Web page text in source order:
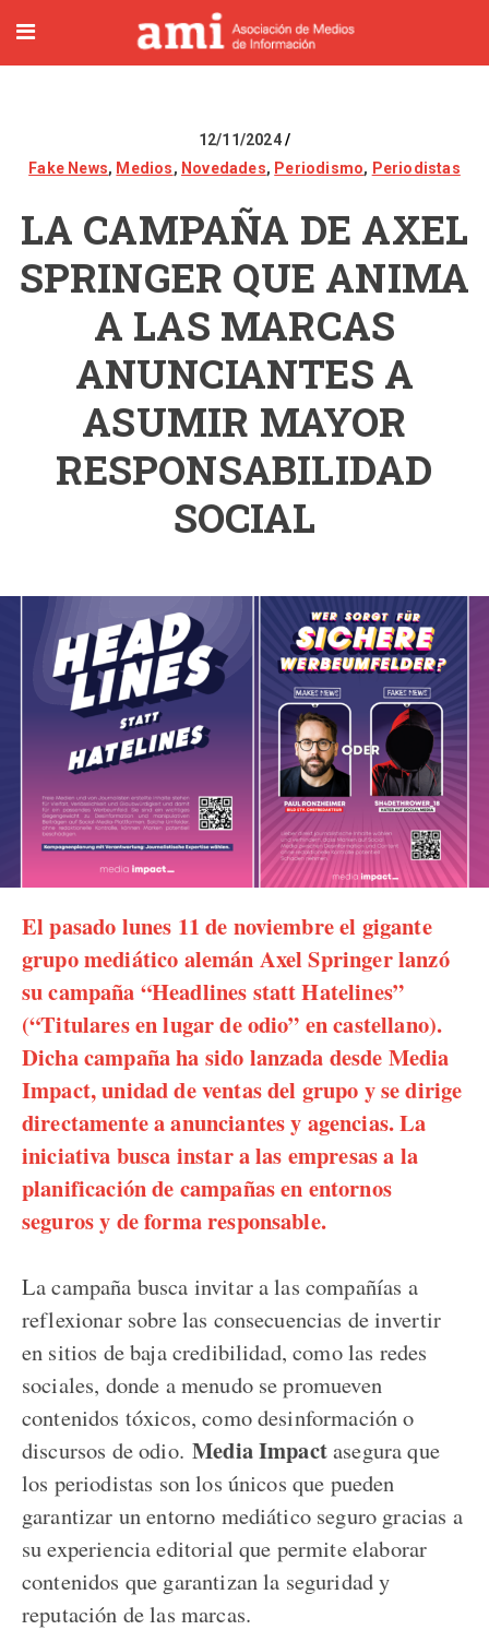
12/11/2024
Fake News, Medios, Novedades, Periodismo, Periodistas
LA CAMPAÑA DE AXEL
SPRINGER QUE ANIMA
A LAS MARCAS
ANUNCIANTES A
ASUMIR MAYOR
RESPONSABILIDAD
SOCIAL
El pasado lunes 11 de noviembre el gigante
grupo mediático alemán Axel Springerlanzó
su campaña “Headlines statt Hatelines”
(“Titulares en lugar de odio” en castellano).
Dicha campaña ha sido lanzada desde Media
Impact, unidad de ventas del grupo y se dirige
directamente a anunciantes y agencias. La
iniciativa busca instar a las empresas a la
planificación de campañas en entornos
seguros y de forma responsable.
La campaña busca invitar a las compañías a
reflexionar sobre las consecuencias de invertir
en sitios de baja credibilidad, como las redes
sociales, donde a menudo se promueven
contenidos tóxicos, como desinformación o
discursos de odio. Media Impactasegura que
los periodistas son los únicos que pueden
garantizar un entorno mediático seguro gracias a
su experiencia editorial que permite elaborar
contenidos que garantizan la seguridad y
reputación de las marcas.